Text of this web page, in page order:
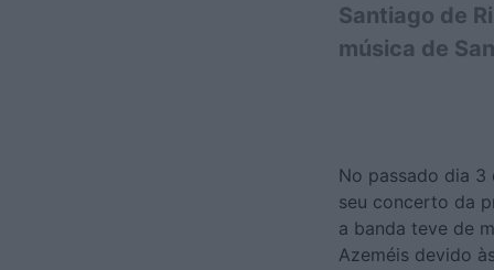
Santiago de
música de
No passado dia 3
seu concerto da
a banda teve de
Azeméis devido